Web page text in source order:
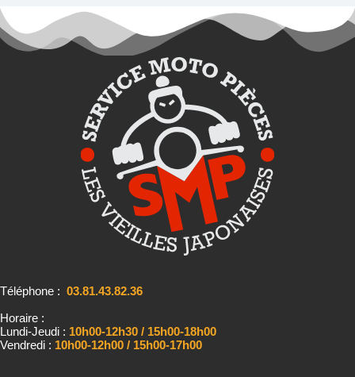
Téléphone : 03.81.43.82.36
Horaire :
Lundi-Jeudi : 10h00-12h30 / 15h00-18h00
Vendredi : 10h00-12h00 / 15h00-17h00